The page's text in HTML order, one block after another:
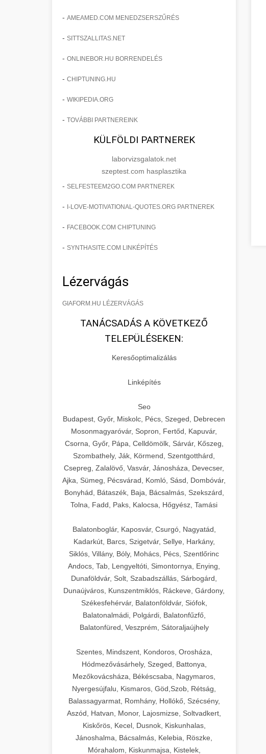
- AMEAMED.COM MENEDZSERSZŰRÉS
- SITTSZALLITAS.NET
- ONLINEBOR.HU BORRENDELÉS
- CHIPTUNING.HU
- WIKIPEDIA.ORG
- TOVÁBBI PARTNEREINK
KÜLFÖLDI PARTNEREK
laborvizsgalatok.net
szeptest.com hasplasztika
- SELFESTEEM2GO.COM PARTNEREK
- I-LOVE-MOTIVATIONAL-QUOTES.ORG PARTNEREK
- FACEBOOK.COM CHIPTUNING
- SYNTHASITE.COM LINKÉPÍTÉS
Lézervágás
GIAFORM.HU LÉZERVÁGÁS
TANÁCSADÁS A KÖVETKEZŐ
TELEPÜLÉSEKEN:
Keresőoptimalizálás
Linképítés
Seo
Budapest, Győr, Miskolc, Pécs, Szeged, Debrecen
Mosonmagyaróvár, Sopron, Fertőd, Kapuvár,
Csorna, Győr, Pápa, Celldömölk, Sárvár, Kőszeg,
Szombathely, Ják, Körmend, Szentgotthárd,
Csepreg, Zalalövő, Vasvár, Jánosháza, Devecser,
Ajka, Sümeg, Pécsvárad, Komló, Sásd, Dombóvár,
Bonyhád, Bátaszék, Baja, Bácsalmás, Szekszárd,
Tolna, Fadd, Paks, Kalocsa, Hőgyész, Tamási
Balatonboglár, Kaposvár, Csurgó, Nagyatád,
Kadarkút, Barcs, Szigetvár, Sellye, Harkány,
Siklós, Villány, Bóly, Mohács, Pécs, Szentlőrinc
Andocs, Tab, Lengyeltóti, Simontornya, Enying,
Dunaföldvár, Solt, Szabadszállás, Sárbogárd,
Dunaújváros, Kunszentmiklós, Ráckeve, Gárdony,
Székesfehérvár, Balatonföldvár, Siófok,
Balatonalmádi, Polgárdi, Balatonfűzfő,
Balatonfüred, Veszprém, Sátoraljaújhely
Szentes, Mindszent, Kondoros, Orosháza,
Hódmezővásárhely, Szeged, Battonya,
Mezőkovácsháza, Békéscsaba, Nagymaros,
Nyergesújfalu, Kismaros, Göd,Szob, Rétság,
Balassagyarmat, Romhány, Hollókő, Szécsény,
Aszód, Hatvan, Monor, Lajosmizse, Soltvadkert,
Kiskőrös, Kecel, Dusnok, Kiskunhalas,
Jánoshalma, Bácsalmás, Kelebia, Röszke,
Mórahalom, Kiskunmajsa, Kistelek,